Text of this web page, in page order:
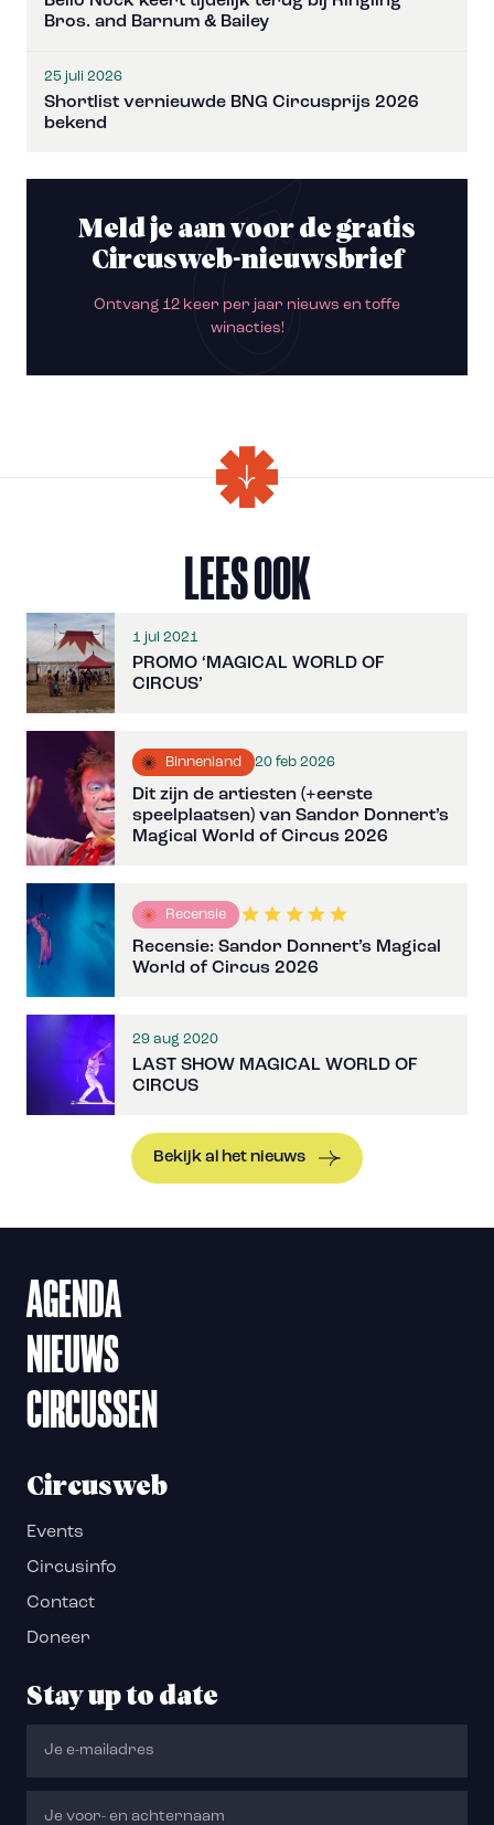
Bros. and Barnum & Bailey
25 juli 2026
Shortlist vernieuwde BNG Circusprijs 2026
bekend
Meld je aan voor de gratis
Circusweb-nieuwsbrief
Ontvang 12 keer per jaar nieuws en toffe
winacties!
LEES OOK
1 jul 2021
PROMO ‘MAGICAL WORLD OF
CIRCUS’
Binnenland 20 feb 2026
Dit zijn de artiesten (+eerste
speelplaatsen) van Sandor Donnert’s
Magical World of Circus 2026
Recensie
Recensie: Sandor Donnert’s Magical
World of Circus 2026
29 aug 2020
LAST SHOW MAGICAL WORLD OF
CIRCUS
Bekijk al het nieuws
AGENDA
NIEUWS
CIRCUSSEN
Circusweb
Events
Circusinfo
Contact
Doneer
Stay up to date